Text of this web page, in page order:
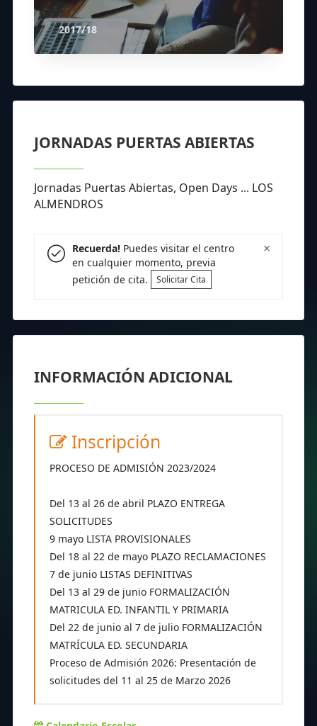
2017/18
JORNADAS PUERTAS ABIERTAS
Jornadas Puertas Abiertas, Open Days ... LOS
ALMENDROS
×
Recuerda!Puedes visitar el centro
en cualquier momento, previa
petición de cita.
Solicitar Cita
INFORMACIÓN ADICIONAL
Inscripción
PROCESO DE ADMISIÓN 2023/2024
Del 13 al 26 de abril PLAZO ENTREGA
SOLICITUDES
9 mayo LISTA PROVISIONALES
Del 18 al 22 de mayo PLAZO RECLAMACIONES
7 de junio LISTAS DEFINITIVAS
Del 13 al 29 de junio FORMALIZACIÓN
MATRICULA ED. INFANTIL Y PRIMARIA
Del 22 de junio al 7 de julio FORMALIZACIÓN
MATRÍCULA ED. SECUNDARIA
Proceso de Admisión 2026: Presentación de
solicitudes del 11 al 25 de Marzo 2026